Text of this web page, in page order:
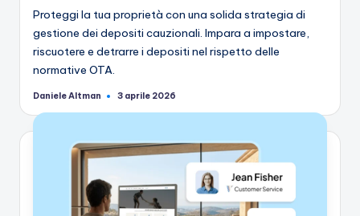
Proteggi la tua proprietà con una solida strategia di
gestione dei depositi cauzionali. Impara a impostare,
riscuotere e detrarre i depositi nel rispetto delle
normative OTA.
Pubblicato
Daniele Altman 3 aprile 2026